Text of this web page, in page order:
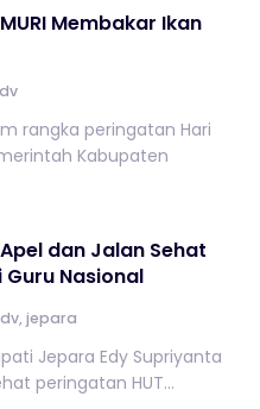
Membakar Ikan
rangka peringatan Hari
Kabupaten
dan Jalan Sehat
Guru Nasional
,jepara
Jepara Edy Supriyanta
peringatan HUT...